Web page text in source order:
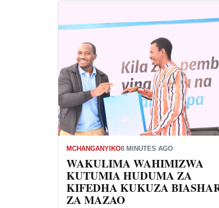
MCHANGANYIKO8 MINUTES AGO
WAKULIMA WAHIMIZWA
KUTUMIA HUDUMA ZA
KIFEDHA KUKUZA
ZA MAZAO